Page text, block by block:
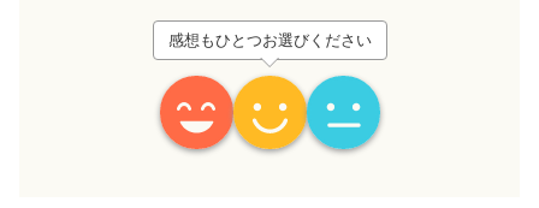
感想もひとつお選びください